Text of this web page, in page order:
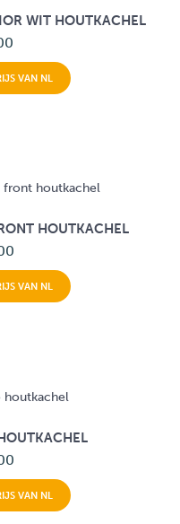
WIT HOUTKACHEL
VAN NL
HOUTKACHEL
VAN NL
VAN NL